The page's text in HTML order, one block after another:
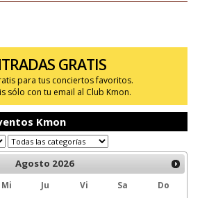
GRATIS
para tus conciertos favoritos.
sólo con tu email al Club Kmon.
Kmon
Agosto 2026
Mi Ju Vi Sa
Do